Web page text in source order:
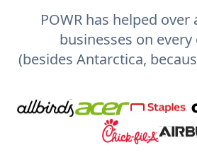
POWR has helped
businesses on
(besides Antarctica,